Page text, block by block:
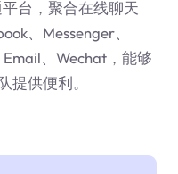
台，聚合在线聊天
、Messenger、
、Wechat，能够
提供便利。